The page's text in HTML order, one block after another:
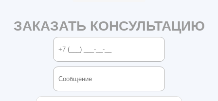
ЗАКАЗАТЬ КОНСУЛЬТАЦИЮ